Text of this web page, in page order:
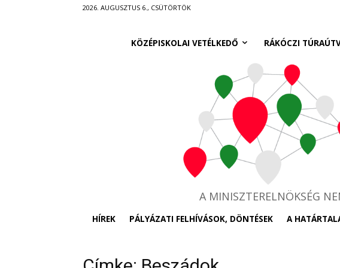
2026. AUGUSZTUS 6., CSÜTÖRTÖK
KÖZÉPISKOLAI VETÉLKEDŐ RÁKÓCZI
A MINISZTERELNÖKSÉG
HÍREK PÁLYÁZATI FELHÍVÁSOK, DÖNTÉSEK A